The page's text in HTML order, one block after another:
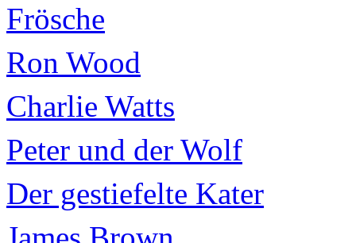
Frösche
Ron Wood
Charlie Watts
Peter und der Wolf
Der gestiefelte Kater